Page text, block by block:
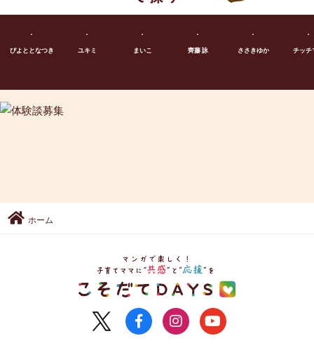
ぴよととなつき ユキミ まいこ 齊藤 詠 ささきゆか チッチ
ホーム